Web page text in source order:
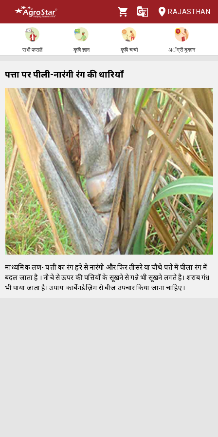
RAJASTHAN
सभी फसलें कृषि ज्ञान कृषि चर्चा अॅग्री दुकान
पत्तों पर पीली-नारंगी रंग की धारियाँ
माध्यमिक लक्षण- पत्ती का रंग हरे से नारंगी और फिर तीसरे या चौथे पत्ते में पीला रंग में
बदल जाता है । नीचे से ऊपर की पत्तियों के सूखने से गन्ने भी सूखने लगते है। शराब गंध
भी पाया जाता है। उपाय: कार्बेनडेज़िम से बीज उपचार किया जाना चाहिए।